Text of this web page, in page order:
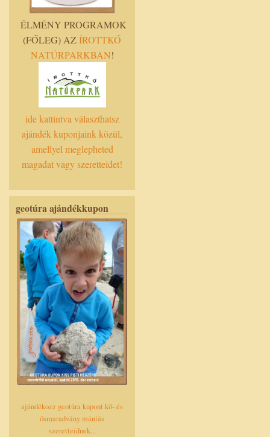
ÉLMÉNY PROGRAMOK
(FŐLEG) AZÍROTTKŐ
NATÚRPARKBAN!
ide kattintva választhatsz
ajándék kuponjaink közül,
amellyel meglepheted
magadat vagy szeretteidet!
geotúra ajándékkupon
ajándékozz geotúra kupont kő- és
ősmaradvány mániás
szeretteidnek...